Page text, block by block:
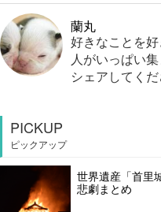
蘭丸
好きなことを
人がいっぱい
シェアしてく
PICKUP
ピックアップ
世界遺産「首里
悲劇まとめ